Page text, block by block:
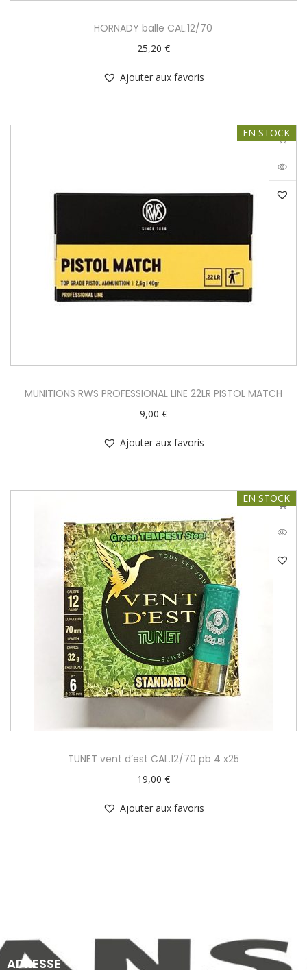
HORNADY balle CAL.12/70
25,20 €
Ajouter aux favoris
EN STOCK
MUNITIONS RWS PROFESSIONAL LINE 22LR PISTOL MATCH
9,00 €
Ajouter aux favoris
EN STOCK
TUNET vent d’est CAL.12/70 pb 4 x25
19,00 €
Ajouter aux favoris
ADRESSE